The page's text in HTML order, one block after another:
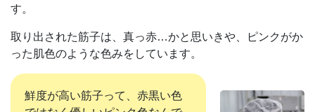
す。
取り出された筋子は、真っ赤…かと思いきや、ピンクがか
った肌色のような色みをしています。
鮮度が高い筋子って、赤黒い色